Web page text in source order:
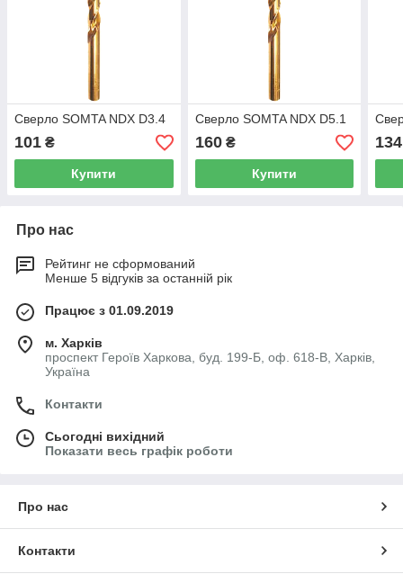
Сверло SOMTA NDX D3.4
101 ₴
Купити
Сверло SOMTA NDX D5.1
160₴
Купити
134
Про нас
Рейтинг не сформований
Менше 5 відгуків за останній рік
Працює з 01.09.2019
м. Харків
проспект Героїв Харкова, буд. 199-Б, оф. 618-В, Харків,
Україна
Контакти
Сьогодні вихідний
Показати весь графік роботи
Про нас
Контакти